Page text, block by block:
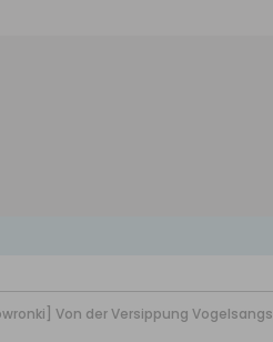
Von der Versippung Vogelsangs